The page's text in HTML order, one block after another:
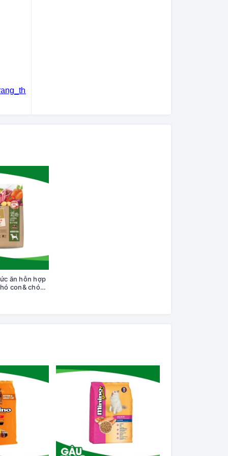
ăn hỗn hợp
con& chó